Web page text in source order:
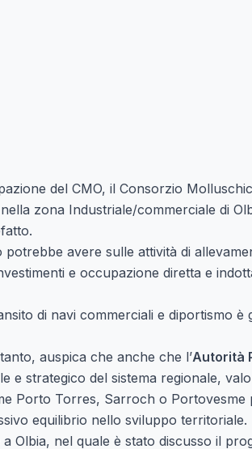
del CMO, il Consorzio
zona Industriale/commerciale di
avere sulle attività di
e occupazione diretta e
di navi commerciali e diportismo è
auspica che anche che l’Autorità
e strategico del sistema regionale,
Porto Torres, Sarroch o Portovesme
equilibrio nello sviluppo territoriale.
a Olbia, nel quale è stato discusso il